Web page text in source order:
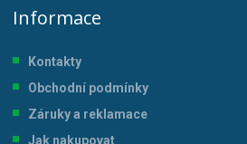
Informace
Kontakty
Obchodní podmínky
Záruky a reklamace
Jak nakupovat